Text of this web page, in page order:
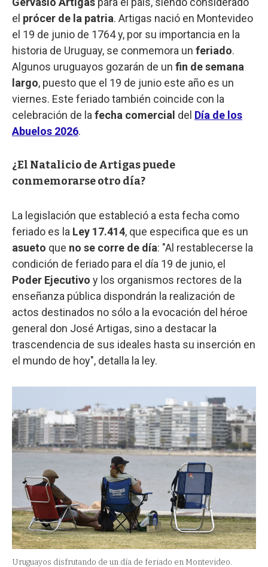
el prócer de la patria. Artigas nació en Montevideo
el 19 de junio de 1764 y, por su importancia en la
historia de Uruguay, se conmemora un feriado.
Algunos uruguayos gozarán de un fin de semana
largo, puesto que el 19 de junio este año es un
viernes. Este feriado también coincide con la
celebración de la fecha comercial del Día de los
Abuelos 2026.
¿El Natalicio de Artigas puede
conmemorarse otro día?
La legislación que estableció a esta fecha como
feriado es la Ley 17.414, que especifica que es un
asueto que no se corre de día: "Al restablecerse la
condición de feriado para el día 19 de junio, el
Poder Ejecutivo y los organismos rectores de la
enseñanza pública dispondrán la realización de
actos destinados no sólo a la evocación del héroe
general don José Artigas, sino a destacar la
trascendencia de sus ideales hasta su inserción en
el mundo de hoy", detalla la ley.
Uruguayos disfrutando de un día de feriado en Montevideo.